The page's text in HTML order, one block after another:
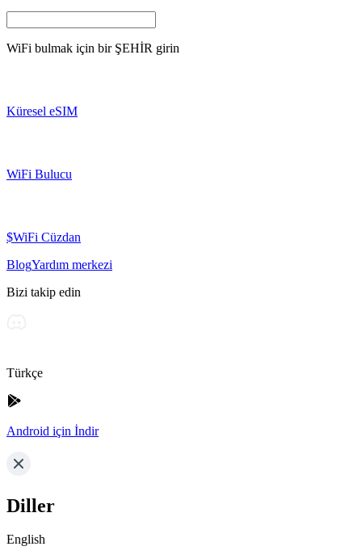
WiFi bulmak için bir ŞEHİR girin
Küresel eSIM
WiFi Bulucu
$WiFi Cüzdan
BlogYardım merkezi
Bizi takip edin
Türkçe
Android için İndir
Diller
English